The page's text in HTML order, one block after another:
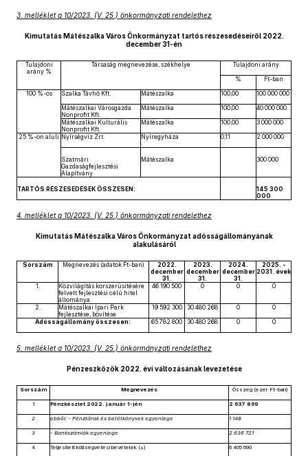
3. melléklet a 10/2023. (V. 25.) önkormányzati rendelethez
Kimutatás Mátészalka Város Önkormányzat tartós részesedéseiről 2022.
december 31-én
Tulajdoni
arány %
Társaság megnevezése, székhelye Tulajdoni arány
% Ft-ban
100 %-os Szalka Távhő Kft. Mátészalka 100,00 100 000 000
Mátészalkai Városgazda
Nonprofit Kft.
Mátészalka 100,00 40 000 000
Mátészalkai Kulturális
Nonprofit Kft.
Mátészalka 100,00 3 000 000
25 %-on aluli Nyírségvíz Zrt. Nyíregyháza 0,11 2 000 000
Szatmári
Gazdaságfejlesztési
Alapítvány
Mátészalka 300 000
TARTÓS RÉSZESEDÉSEK ÖSSZESEN:
145 300
000
4. melléklet a 10/2023. (V. 25.) önkormányzati rendelethez
Kimutatás Mátészalka Város Önkormányzat adósságállományának
alakulásáról
Sorszám Megnevezés (adatok Ft-ban)
2022.
december
31.
2023.
december
31.
2024.
december
31.
2025. -
2031. évek
1.
Közvilágítás korszerűsítésére
felvett fejlesztési célú hitel
állománya
46 190 500 0 0 0
2.
Mátészalkai Ipari Park
fejlesztése, bővítése
19 592 300 30 480 268 0 0
Adósságállomány összesen: 65 782 800 30 480 268 0 0
5. melléklet a 10/2023. (V. 25.) önkormányzati rendelethez
Pénzeszközök 2022. évi változásának levezetése
Sorszám Megnevezés Összeg (ezer Ft-ban)
1 Pénzkészlet 2022. január 1-jén 2 637 869
2 ebből: - Pénztárak és betétkönyvek egyenlege 1 148
3 - Bankszámlák egyenlege 2 636 721
4 Teljesített költségvetési bevételek (+) 6 405 690